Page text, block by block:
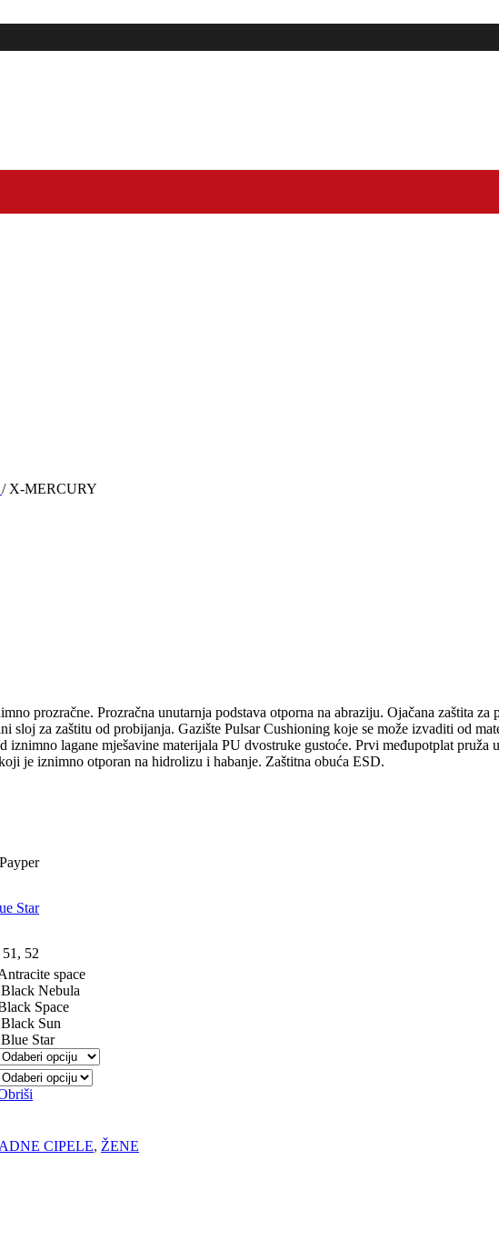
/ X-MERCURY
prozračne. Prozračna unutarnja podstava otporna na abraziju. Ojačana zaštita
za zaštitu od probijanja. Gazište Pulsar Cushioning koje se može izvaditi od
lagane mješavine materijala PU dvostruke gustoće. Prvi međupotplat pruža
je iznimno otporan na hidrolizu i habanje. Zaštitna obuća ESD.
Payper
Star
51 , 52
space
Black Nebula
Space
Black Sun
Blue Star
CIPELE, ŽENE